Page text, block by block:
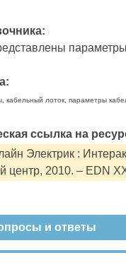
кабельный лоток, параметры
ссылка на
Электрик :
центр, 2010. – EDN
и ответы